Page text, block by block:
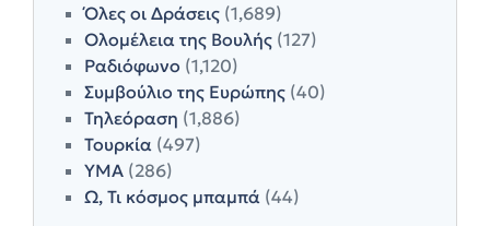
Όλες οι Δράσεις (1,689)
Ολομέλεια της Βουλής (127)
Ραδιόφωνο (1,120)
Συμβούλιο της Ευρώπης (40)
Τηλεόραση (1,886)
Τουρκία (497)
ΥΜΑ (286)
Ω, Τι κόσμος μπαμπά (44)